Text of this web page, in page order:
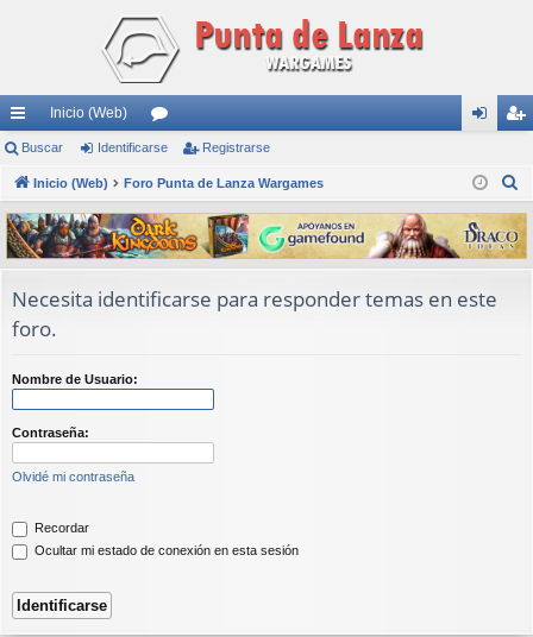
nl
ac
es
rá
pi
do
Inicio (Web)
or
os nti
fic
ar
se
ist
ra
rs
Buscar Identificarse Registrarse
Inicio (Web) Foro Punta de Lanza Wargames
s
c
Necesita identificarse para responder temas en este
foro.
Nombre de Usuario:
Contraseña:
Olvidé mi contraseña
Recordar
Ocultar mi estado de conexión en esta sesión